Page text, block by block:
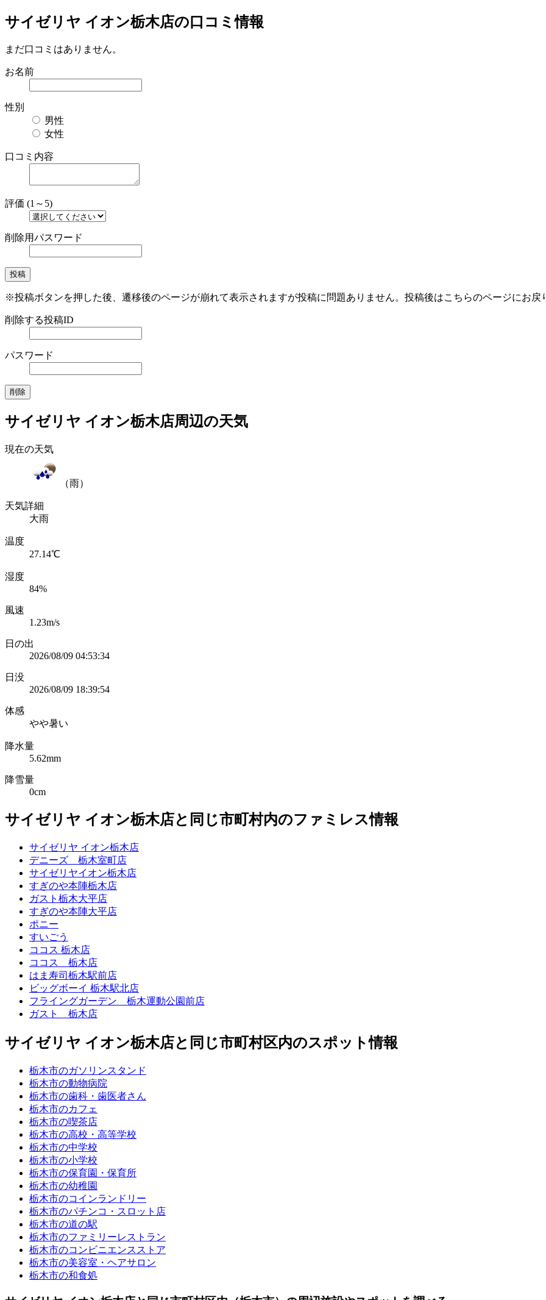
サイゼリヤ イオン栃木店の口コミ情報
まだ口コミはありません。
お名前
性別
男性
女性
口コミ内容
評価 (1～5)
削除用パスワード
※投稿ボタンを押した後、遷移後のページが崩れて表示されますが投稿に問題ありません。投稿後はこちらのページにお戻
削除する投稿ID
パスワード
サイゼリヤ イオン栃木店周辺の天気
現在の天気
（雨）
天気詳細
大雨
温度
27.14℃
湿度
84%
風速
1.23m/s
日の出
2026/08/09 04:53:34
日没
2026/08/09 18:39:54
体感
やや暑い
降水量
5.62mm
降雪量
0cm
サイゼリヤ イオン栃木店と同じ市町村内のファミレス情報
サイゼリヤ イオン栃木店
デニーズ 栃木室町店
サイゼリヤイオン栃木店
すぎのや本陣栃木店
ガスト栃木大平店
すぎのや本陣大平店
ポニー
すいごう
ココス 栃木店
ココス 栃木店
はま寿司栃木駅前店
ビッグボーイ 栃木駅北店
フライングガーデン 栃木運動公園前店
ガスト 栃木店
サイゼリヤ イオン栃木店と同じ市町村区内のスポット情報
栃木市のガソリンスタンド
栃木市の動物病院
栃木市の歯科・歯医者さん
栃木市のカフェ
栃木市の喫茶店
栃木市の高校・高等学校
栃木市の中学校
栃木市の小学校
栃木市の保育園・保育所
栃木市の幼稚園
栃木市のコインランドリー
栃木市のパチンコ・スロット店
栃木市の道の駅
栃木市のファミリーレストラン
栃木市のコンビニエンスストア
栃木市の美容室・ヘアサロン
栃木市の和食処